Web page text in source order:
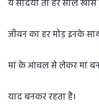
ये सर्दियां तो हर साल खास
जीवन का हर मोड़ इनके
मां के आंचल से लेकर मां
याद बनकर रहता है।